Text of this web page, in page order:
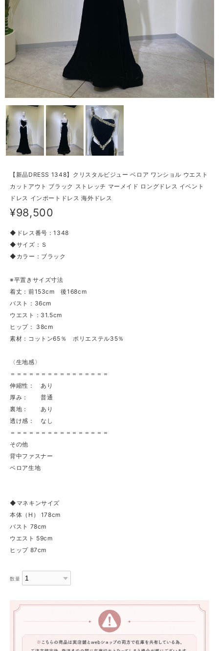
【新品DRESS 1348】クリスタルビジュー ベロア ワンショル ウエスト
カットアウト ブラック ストレッチ マーメイド ロングドレス イベント
ドレス インポートドレス 海外ドレス
¥98,500
◆ドレス番号：1348
◆サイズ：Ｓ
◆カラー：ブラック
※平置きサイズ寸法
着丈：前153cm 後168cm
バスト：36cm
ウエスト：31.5cm
ヒップ： 38cm
素材：コットン65％ ポリエステル35％
〈生地感〉
＝＝＝＝＝＝＝＝＝＝＝＝＝＝＝＝
伸縮性： あり
厚み： 普通
裏地： あり
透け感： なし
＝＝＝＝＝＝＝＝＝＝＝＝＝＝＝＝
その他
背中ファスナー
ベロア生地
◆マネキンサイズ
本体（H） 178cm
バスト 78cm
ウエスト 59cm
ヒップ 87cm
数量